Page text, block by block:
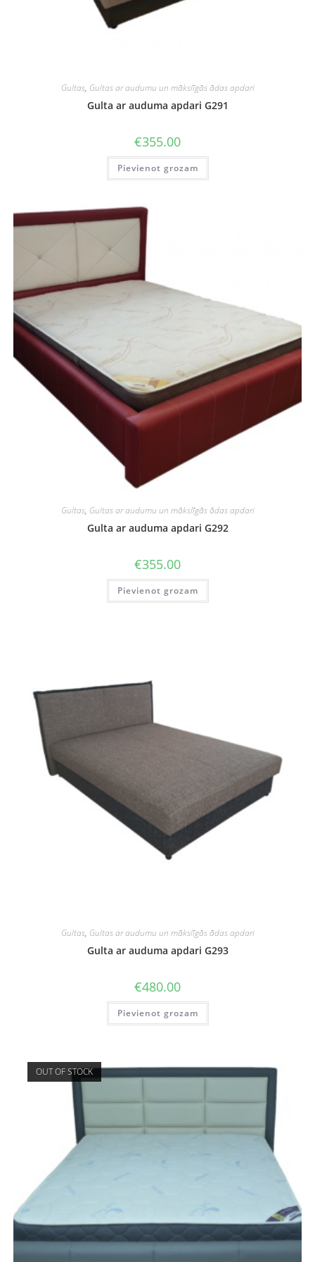
Gultas, Gultas ar audumu un mākslīgās ādas apdari
Gulta ar auduma apdari G291
€355.00
Pievienot grozam
Gultas, Gultas ar audumu un mākslīgās ādas apdari
Gulta ar auduma apdari G292
€355.00
Pievienot grozam
Gultas, Gultas ar audumu un mākslīgās ādas apdari
Gulta ar auduma apdari G293
€480.00
Pievienot grozam
OUT OF STOCK